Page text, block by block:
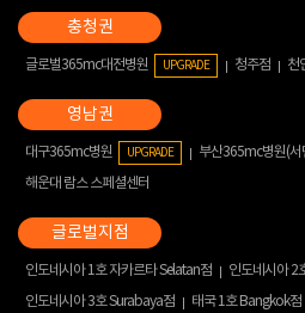
글로벌365mc대전병원 UPGRADE 청주점 천
대구365mc병원 UPGRADE 부산365mc병원(서
해운대 람스 스페셜센터
인도네시아 1호 자카르타 Selatan점
인도네시아 2
인도네시아 3호 Surabaya점
태국 1호 Bangkok점